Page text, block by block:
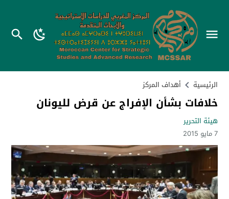
الرئيسية أهداف المركز
خلافات بشأن الإفراج عن قرض لليونان
هيئة التحرير
7 مايو 2015